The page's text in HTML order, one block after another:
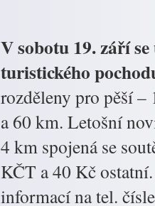
V sobotu 19. září
turistického
rozděleny pro pěší
a 60 km. Letošní
4 km spojená se
KČT a 40 Kč
informací na tel.